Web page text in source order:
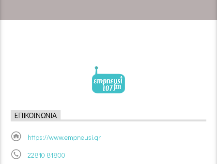
ΕΠΙΚΟΙΝΩΝΊΑ
https://www.empneusi.gr
22810 81800